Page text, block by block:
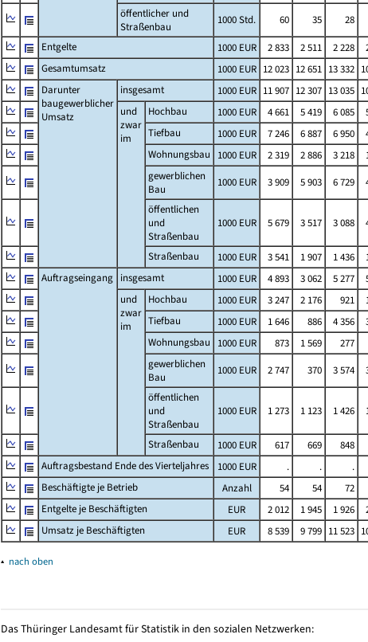
öffentlicher und
Straßenbau
1000 Std. 60 35 28
Entgelte
1000 EUR 2 833 2 511 2 228
Gesamtumsatz
1000 EUR 12 023 12 651 13 332
Darunter
baugewerblicher
Umsatz
insgesamt 1000 EUR 11 907 12 307 13 035
und
zwar
im
Hochbau 1000 EUR 4 661 5 419 6 085
Tiefbau
1000 EUR 7 246 6 887 6 950
Wohnungsbau
1000 EUR 2 319 2 886 3 218
gewerblichen
Bau
1000 EUR 3 909 5 903 6 729
öffentlichen
und
Straßenbau
1000 EUR 5 679 3 517 3 088
Straßenbau 1000 EUR 3 541 1 907 1 436
Auftragseingang insgesamt 1000 EUR 4 893 3 062 5 277
und
zwar
im
Hochbau 1000 EUR 3 247 2 176 921
Tiefbau
1000 EUR 1 646 886 4 356
Wohnungsbau
1000 EUR 873 1 569 277
gewerblichen
Bau
1000 EUR 2 747 370 3 574
öffentlichen
und
Straßenbau
1000 EUR 1 273 1 123 1 426
Straßenbau 1000 EUR 617 669 848
Auftragsbestand Ende des Vierteljahres
1000 EUR . . .
Beschäftigte je Betrieb
Anzahl 54 54 72
Entgelte je Beschäftigten
EUR 2 012 1 945 1 926
Umsatz je Beschäftigten
EUR 8 539 9 799 11 523
▴ nach oben
Das Thüringer Landesamt für Statistik in den sozialen Netzwerken: